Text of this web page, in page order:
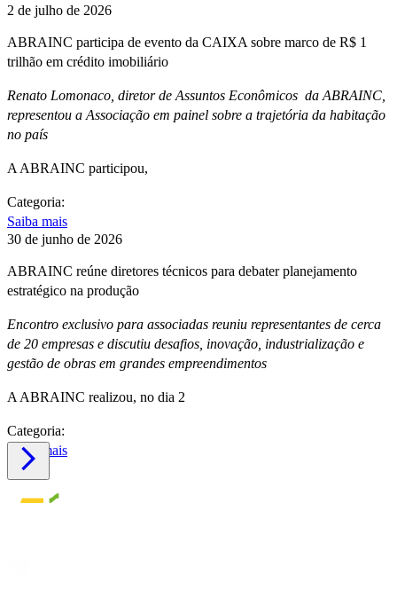
2 de julho de 2026
ABRAINC participa de evento da CAIXA sobre marco de R$ 1
trilhão em crédito imobiliário
Renato Lomonaco, diretor de Assuntos Econômicos da ABRAINC,
representou a Associação em painel sobre a trajetória da habitação
no país
A ABRAINC participou,
Categoria:
Saiba mais
30 de junho de 2026
ABRAINC reúne diretores técnicos para debater planejamento
estratégico na produção
Encontro exclusivo para associadas reuniu representantes de cerca
de 20 empresas e discutiu desafios, inovação, industrialização e
gestão de obras em grandes empreendimentos
A ABRAINC realizou, no dia 2
Categoria:
Saiba mais
